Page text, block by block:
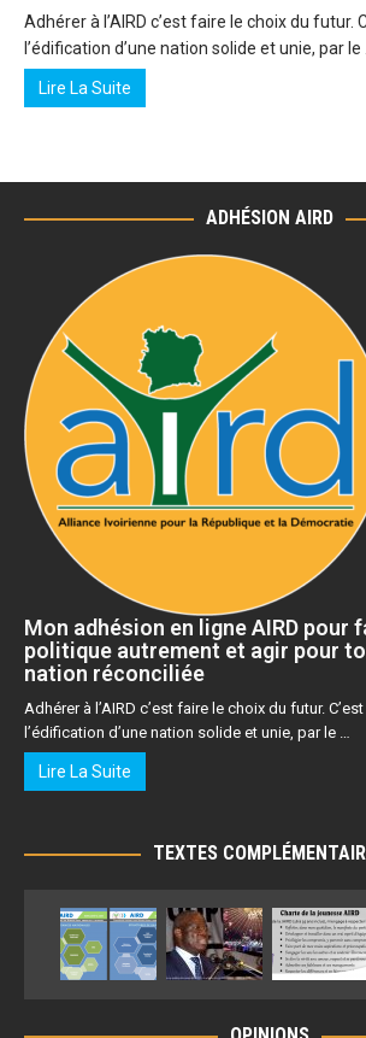
Adhérer à l’AIRD c’est faire le choix du futur.
l’édification d’une nation solide et unie, par le …
Lire La Suite
ADHÉSION AIRD
Mon adhésion en ligne AIRD pour
politique autrement et agir pour
nation réconciliée
Adhérer à l’AIRD c’est faire le choix du futur.
l’édification d’une nation solide et unie, par le …
Lire La Suite
TEXTES